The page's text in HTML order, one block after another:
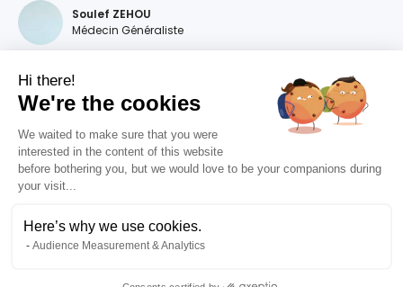
Soulef ZEHOU
Médecin Généraliste
Magdalena DEVILLERS
Diana MOURAO BALSA
Médecin Généraliste
Hi there!
We're the cookies
We waited to make sure that you were
interested in the content of this website
before bothering you, but we would love to be your companions during
your visit...
Here’s why we use cookies.
Audience Measurement & Analytics